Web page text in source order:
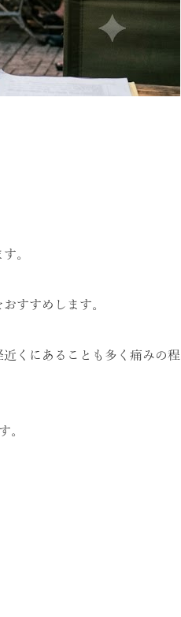
。
すすめします。
くにあることも多く痛みの程
。